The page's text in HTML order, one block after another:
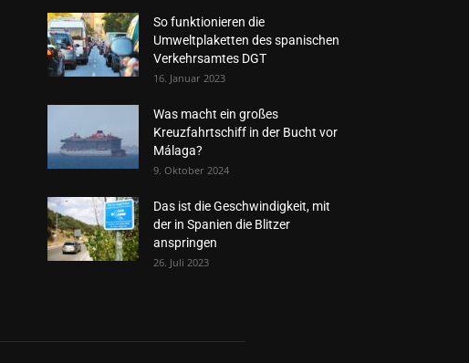
So funktionieren die
Umweltplaketten des spanischen
Verkehrsamtes DGT
16. Januar 2023
Was macht ein großes
Kreuzfahrtschiff in der Bucht vor
Málaga?
9. Oktober 2024
Das ist die Geschwindigkeit, mit
der in Spanien die Blitzer
anspringen
26. Juli 2023